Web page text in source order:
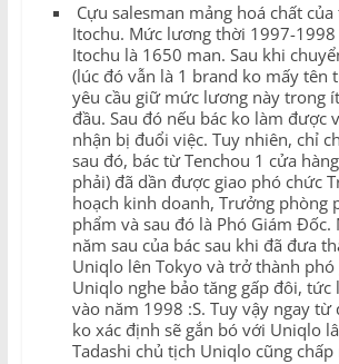
Cựu salesman mảng hoá chất
Itochu. Mức lương thời 1997-
Itochu là 1650 man. Sau khi
(lúc đó vẫn là 1 brand ko mấy tên
yêu cầu giữ mức lương này trong
đầu. Sau đó nếu bác ko làm được
nhận bị đuổi việc. Tuy nhiên, chỉ
sau đó, bác từ Tenchou 1 cửa
phải) đã dần được giao phó chức
hoạch kinh doanh, Trưởng phòng
phẩm và sau đó là Phó Giám Đốc.
năm sau của bác sau khi đã đưa
Uniqlo lên Tokyo và trở thành phó
Uniqlo nghe bảo tăng gấp đôi, tức
vào năm 1998 :S. Tuy vậy ngay từ
ko xác định sẽ gắn bó với Uniqlo
Tadashi chủ tịch Uniqlo cũng